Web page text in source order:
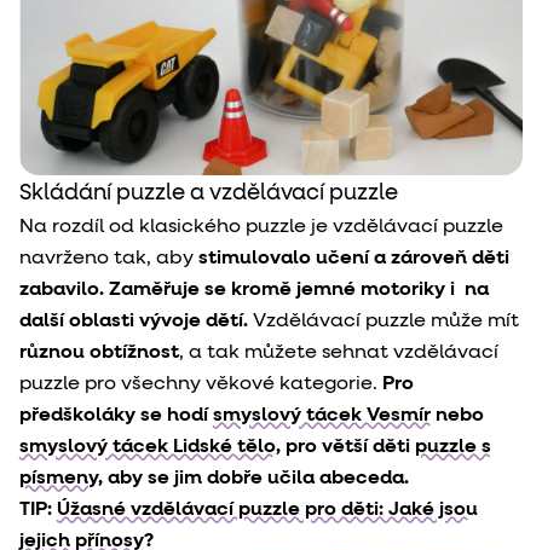
Skládání puzzle a vzdělávací puzzle
Na rozdíl od klasického puzzle je vzdělávací puzzle
navrženo tak, aby stimulovalo učení a zároveň děti
zabavilo. Zaměřuje se kromě jemné motoriky i na
další oblasti vývoje dětí. Vzdělávací puzzle může mít
různou obtížnost, a tak můžete sehnat vzdělávací
puzzle pro všechny věkové kategorie. Pro
předškoláky se hodí smyslový tácek Vesmír nebo
smyslový tácek Lidské tělo, pro větší děti puzzle s
písmeny, aby se jim dobře učila abeceda.
TIP: Úžasné vzdělávací puzzle pro děti: Jaké jsou
jejich přínosy?